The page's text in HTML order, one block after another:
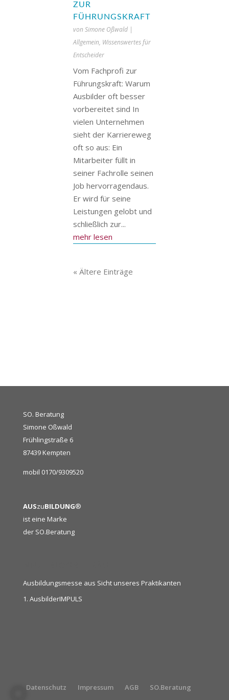
ZUR
FÜHRUNGSKRAFT
von Simone Oßwald|
Allgemein, Wissenswertes für
Entscheider
Vom Fachprofi zur
Führungskraft: Warum
Ausbilder oft besser
vorbereitet sind In
vielen Unternehmen
sieht der Karriereweg
oft so aus: Ein
Mitarbeiter füllt in
seiner Fachrolle seinen
Job hervorragendaus.
Er wird für seine
Leistungen gelobt und
schließlich zur...
mehr lesen
« Ältere Einträge
SO. Beratung
Simone Oßwald
Frühlingstraße 6
87439 Kempten
mobil 0170/9309520
AUSzuBILDUNG®
ist eine Marke
der SO.Beratung
Ausbildungsmesse aus Sicht unseres Praktikanten
1. AusbilderIMPULS
Datenschutz Impressum AGB SO.Beratung